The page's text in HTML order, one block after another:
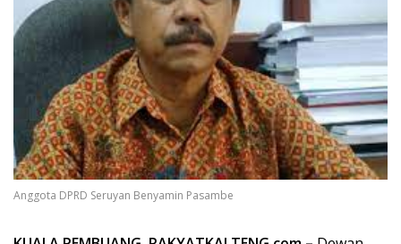
Anggota DPRD Seruyan Benyamin Pasambe